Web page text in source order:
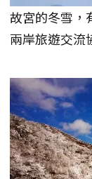
故宮的冬雪
兩岸旅遊交流